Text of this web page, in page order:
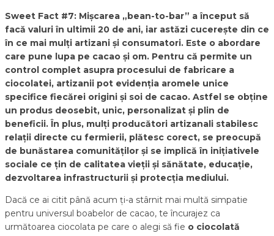
Sweet Fact #7: Mișcarea „bean-to-bar” a început să
facă valuri în ultimii 20 de ani, iar astăzi cucerește din ce
în ce mai mulți artizani și consumatori. Este o abordare
care pune lupa pe cacao și om. Pentru că permite un
control complet asupra procesului de fabricare a
ciocolatei, artizanii pot evidenția aromele unice
specifice fiecărei origini și soi de cacao. Astfel se obține
un produs deosebit, unic, personalizat și plin de
beneficii. În plus, mulți producători artizanali stabilesc
relații directe cu fermierii, plătesc corect, se preocupă
de bunăstarea comunităților și se implică în inițiativele
sociale ce țin de calitatea vieții și sănătate, educație,
dezvoltarea infrastructurii și protecția mediului.
Dacă ce ai citit până acum ți-a stârnit mai multă simpatie
pentru universul boabelor de cacao, te încurajez ca
următoarea ciocolata pe care o alegi să fie o ciocolată